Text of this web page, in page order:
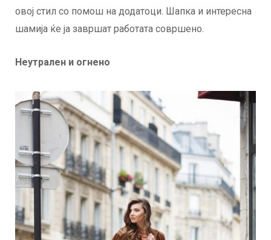
овој стил со помош на додатоци. Шапка и интересна
шамија ќе ја завршат работата совршено.
Неутрален и огнено